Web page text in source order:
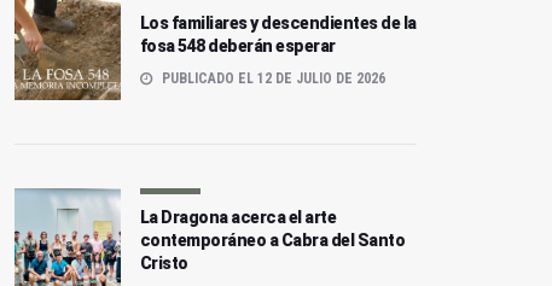
Los familiares y descendientes de la
fosa 548 deberán esperar
PUBLICADO EL 12 DE JULIO DE 2026
La Dragona acerca el arte
contemporáneo a Cabra del Santo
Cristo